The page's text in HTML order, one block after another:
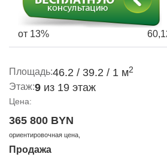
от 13%
Площадь:46.2 / 39.2 / 1 м2
Этаж:9 из 19 этаж
Цена:
365 800 BYN
ориентировочная цена,
Продажа